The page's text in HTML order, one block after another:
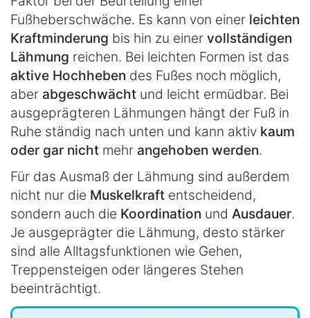
Fußheberschwäche. Es kann von einer leichten
Kraftminderung bis hin zu einer vollständigen
Lähmung reichen. Bei leichten Formen ist das
aktive Hochheben des Fußes noch möglich,
aber abgeschwächt und leicht ermüdbar. Bei
ausgeprägteren Lähmungen hängt der Fuß in
Ruhe ständig nach unten und kann aktiv kaum
oder gar nicht mehr angehoben werden.
Für das Ausmaß der Lähmung sind außerdem
nicht nur die Muskelkraft entscheidend,
sondern auch die Koordination und Ausdauer.
Je ausgeprägter die Lähmung, desto stärker
sind alle Alltagsfunktionen wie Gehen,
Treppensteigen oder längeres Stehen
beeinträchtigt.